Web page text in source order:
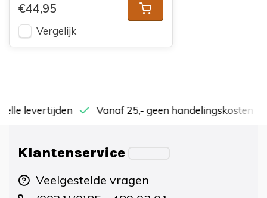
€44,95
Vergelijk
levertijden Vanaf 25,- geen handelingskosten
Klantenservice
Veelgestelde vragen